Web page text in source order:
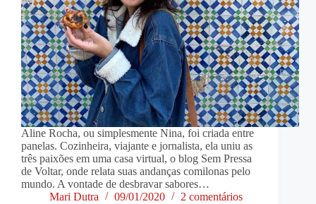
Aline Rocha, ou simplesmente Nina, foi criada entre
panelas. Cozinheira, viajante e jornalista, ela uniu as
três paixões em uma casa virtual, o blog Sem Pressa
de Voltar, onde relata suas andanças comilonas pelo
mundo. A vontade de desbravar sabores…
Mari Dutra
09/01/2020 2 comentários